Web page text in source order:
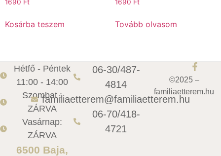
1690 Ft
Kosárba teszem
1690 Ft
Tovább olvasom
Hétfő - Péntek
11:00 - 14:00
Szombat :
ZÁRVA
Vasárnap:
ZÁRVA
6500 Baja,
06-30/487-
4814
familiaetterem@familiaetterem.hu
06-70/418-
4721
©2025 –
familiaetterem.hu